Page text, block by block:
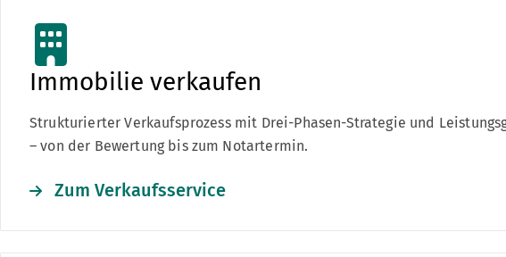
Immobilie verkaufen
Strukturierter Verkaufsprozess mit Drei-Phasen-Strategie und
– von der Bewertung bis zum Notartermin.
Zum Verkaufsservice